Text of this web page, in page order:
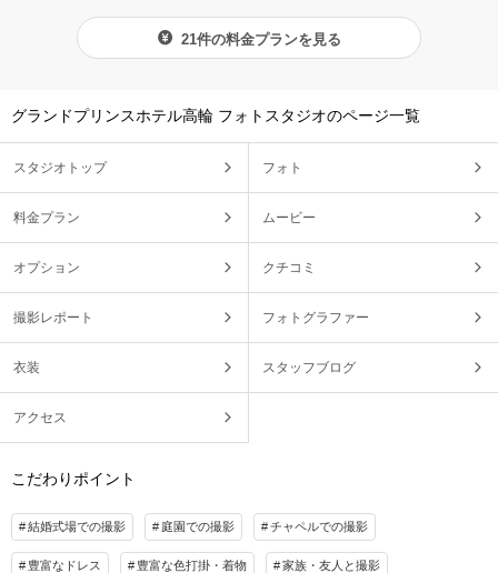
21件の料金プランを見る
グランドプリンスホテル高輪 フォトスタジオのページ一覧
スタジオトップ フォト
料金プラン ムービー
オプション クチコミ
撮影レポート フォトグラファー
衣装 スタッフブログ
アクセス
こだわりポイント
結婚式場での撮影 庭園での撮影 チャペルでの撮影
豊富なドレス 豊富な色打掛・着物 家族・友人と撮影